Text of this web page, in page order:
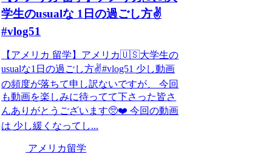
学生のusualな 1日の過ごし方✌️
#vlog51
【アメリカ 留学】アメリカ🇺🇸大学生の
usualな1日の過ごし方✌️#vlog51 少し動画
の頻度が落ちて申し訳ないですが、 今回
も動画を楽しみに待ってて下さった皆さ
んありがとうございます🥺❤️ 今回の動画
は 少し緩くなってし...
アメリカ留学